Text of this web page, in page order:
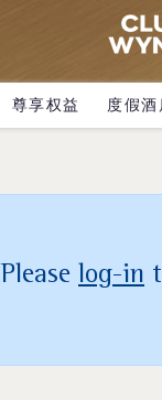
尊享权益 度假酒
Please log-in